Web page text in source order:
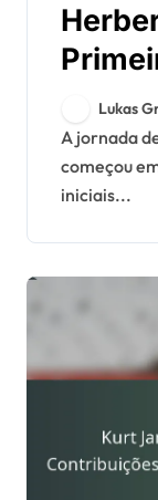
clube,
Lukas
A jornada de Herbert Prohaska no futebol
começou
iniciais...